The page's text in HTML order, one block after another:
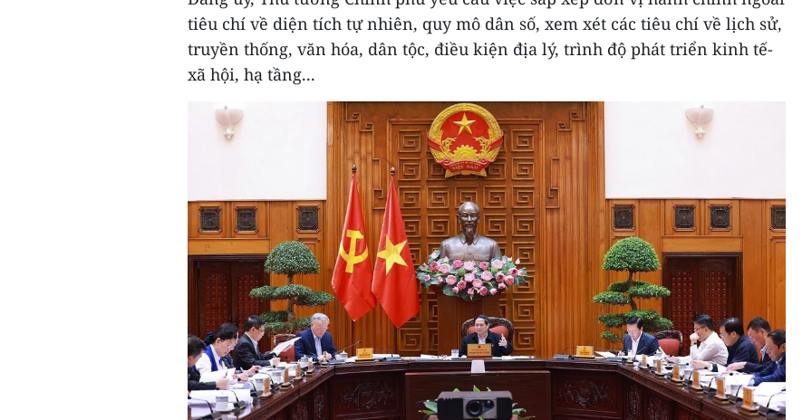
tiêu chí về diện tích tự nhiên, quy mô dân số, xem xét các tiêu chí về lịch sử,
truyền thống, văn hóa, dân tộc, điều kiện địa lý, trình độ phát triển kinh tế-
xã hội, hạ tầng...